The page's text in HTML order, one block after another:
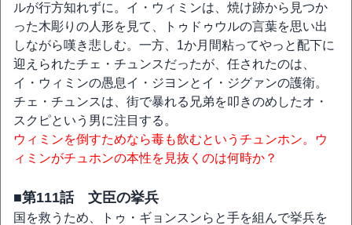
ルが行方知れずに。イ・ウィミンは、焼け跡から見つか
った木彫りの人形を見て、トゥドゥウルの言葉を思い出
しながら嘆き悲しむ。一方、1か月間粘ってやっと配下に
迎えられたチェ・チュンスだったが、任されたのは、
イ・ウィミンの愚息イ・ジヨンとイ・ジグァンの護衛。
チェ・チュンスは、街で暴れる兄弟を叩きのめしたオ・
スクピという男に注目する。
ウィミンを倒すためなら毒も飲むというチュンホン。ウ
ィミンがチュホンの本性を見抜くのは何時か？
■第111話 文臣の挙兵
国を救うため、トゥ・ギョンスンらと手を組んで挙兵を